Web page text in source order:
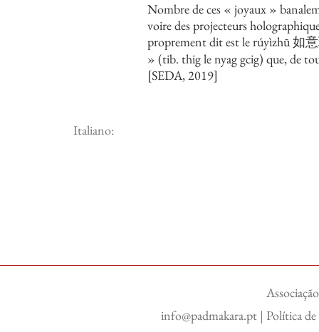
Nombre de ces « joyaux »
voire des projecteurs
proprement dit est le rúyìzhū 如
» (tib. thig le nyag gcig) que, de
[SEDA, 2019]
Italiano:
info@padmakara.pt | Política